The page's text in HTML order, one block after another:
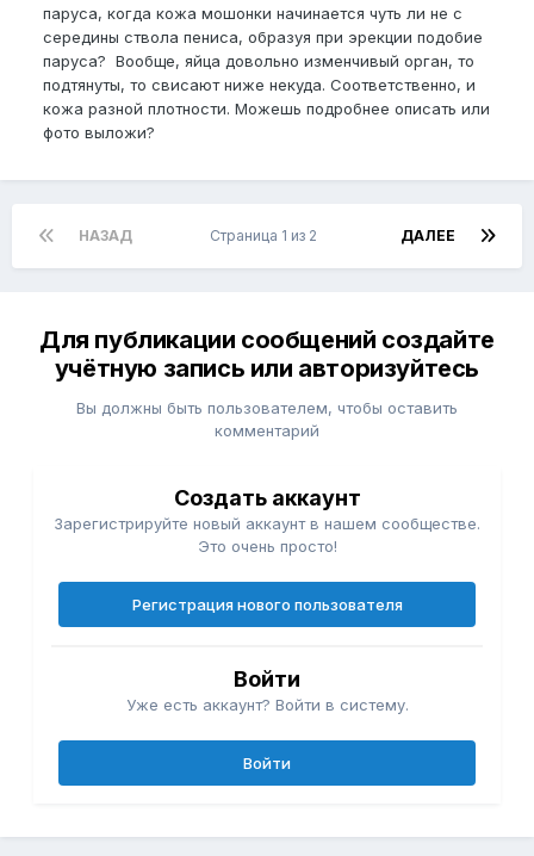
паруса, когда кожа мошонки начинается чуть ли не с
середины ствола пениса, образуя при эрекции подобие
паруса? Вообще, яйца довольно изменчивый орган, то
подтянуты, то свисают ниже некуда. Соответственно, и
кожа разной плотности. Можешь подробнее описать или
фото выложи?
НАЗАД ДАЛЕЕ
Страница 1 из 2
Для публикации сообщений создайте
учётную запись или авторизуйтесь
Вы должны быть пользователем, чтобы оставить
комментарий
Создать аккаунт
Зарегистрируйте новый аккаунт в нашем сообществе.
Это очень просто!
Регистрация нового пользователя
Войти
Уже есть аккаунт? Войти в систему.
Войти